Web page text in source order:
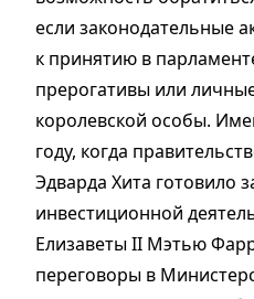
если законодательные
к принятию в
прерогативы или
королевской особы.
году, когда
Эдварда Хита готовило
инвестиционной
Елизаветы II Мэтью
переговоры в